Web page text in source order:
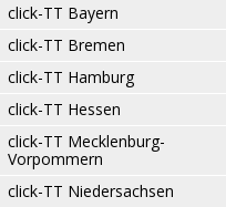
click-TT Bayern
click-TT Bremen
click-TT Hamburg
click-TT Hessen
click-TT Mecklenburg-
Vorpommern
click-TT Niedersachsen